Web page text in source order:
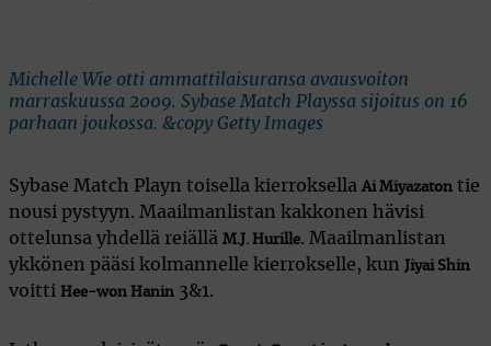
Michelle Wie otti ammattilaisuransa avausvoiton
marraskuussa 2009. Sybase Match Playssa sijoitus on 16
parhaan joukossa. &copy Getty Images
Sybase Match Playn toisella kierroksella Ai Miyazaton tie
nousi pystyyn. Maailmanlistan kakkonen hävisi
ottelunsa yhdellä reiällä M.J. Hurille. Maailmanlistan
ykkönen pääsi kolmannelle kierrokselle, kun Jiyai Shin
voitti Hee-won Hanin 3&1.